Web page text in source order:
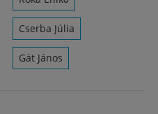
Cserba Júlia
Gát János